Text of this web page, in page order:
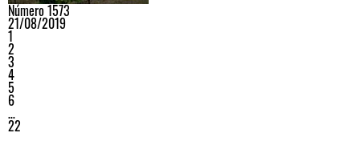
Número 1573
21/08/2019
1
2
3
4
5
6
…
22